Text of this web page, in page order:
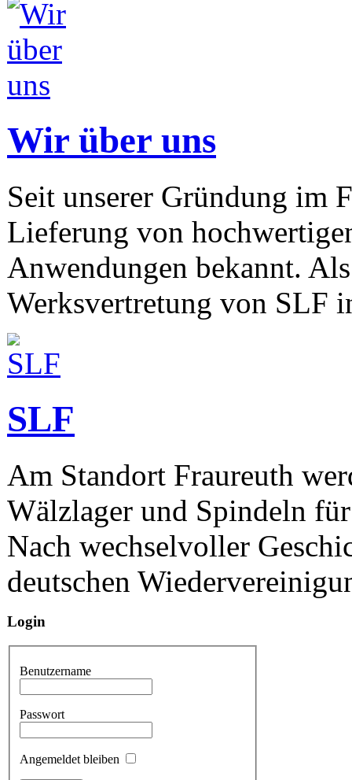
Wir über uns
Seit unserer Gründung im
Lieferung von
Anwendungen bekannt.
Werksvertretung von SLF
SLF
Am Standort Fraureuth
Wälzlager und Spindeln
Nach wechselvoller
deutschen
Login
Benutzername
Passwort
Angemeldet bleiben